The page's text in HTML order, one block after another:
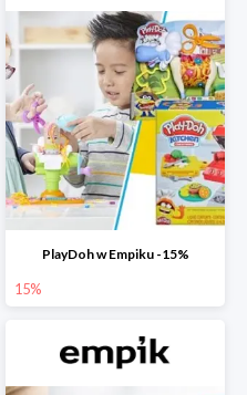
PlayDoh w Empiku -15%
15%